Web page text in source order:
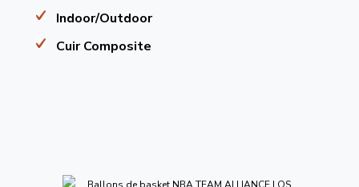
Indoor/Outdoor
Cuir Composite